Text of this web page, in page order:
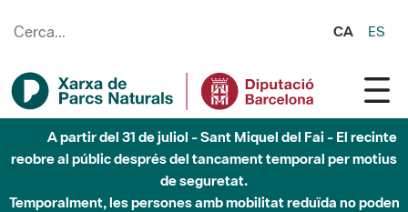
CA ES
A partir del 31 de juliol - Sant Miquel del Fai - El recinte
reobre al públic després del tancament temporal per motius
de seguretat.
Temporalment, les persones amb mobilitat reduïda no poden